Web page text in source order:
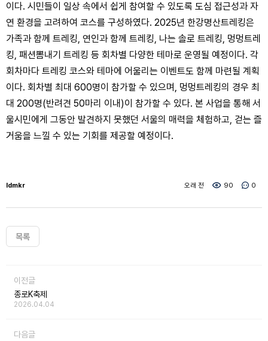
이다. 시민들이 일상 속에서 쉽게 참여할 수 있도록 도심 접근성과 자
연 환경을 고려하여 코스를 구성하였다. 2025년 한강명산트레킹은
가족과 함께 트레킹, 연인과 함께 트레킹, 나는 솔로 트레킹, 멍멍트레
킹, 패션뽐내기 트레킹 등 회차별 다양한 테마로 운영될 예정이다. 각
회차마다 트레킹 코스와 테마에 어울리는 이벤트도 함께 마련될 계획
이다. 회차별 최대 600명이 참가할 수 있으며, 멍멍트레킹의 경우 최
대 200명(반려견 50마리 이내)이 참가할 수 있다. 본 사업을 통해 서
울시민에게 그동안 발견하지 못했던 서울의 매력을 체험하고, 걷는 즐
거움을 느낄 수 있는 기회를 제공할 예정이다.
ldmkr 오래 전 90 0
목록
이전글
종로K축제
2026.04.04
다음글